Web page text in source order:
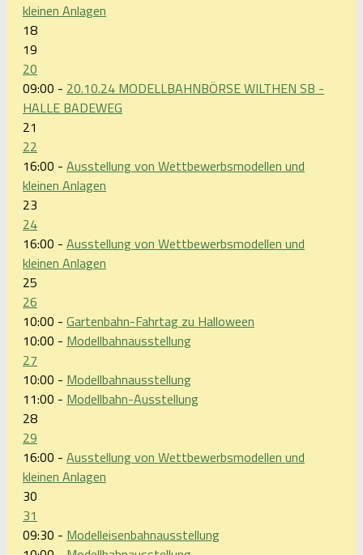
kleinen Anlagen
18
19
20
09:00 - 20.10.24 MODELLBAHNBÖRSE WILTHEN SB -
HALLE BADEWEG
21
22
16:00 - Ausstellung von Wettbewerbsmodellen und
kleinen Anlagen
23
24
16:00 - Ausstellung von Wettbewerbsmodellen und
kleinen Anlagen
25
26
10:00 - Gartenbahn-Fahrtag zu Halloween
10:00 - Modellbahnausstellung
27
10:00 - Modellbahnausstellung
11:00 - Modellbahn-Ausstellung
28
29
16:00 - Ausstellung von Wettbewerbsmodellen und
kleinen Anlagen
30
31
09:30 - Modelleisenbahnausstellung